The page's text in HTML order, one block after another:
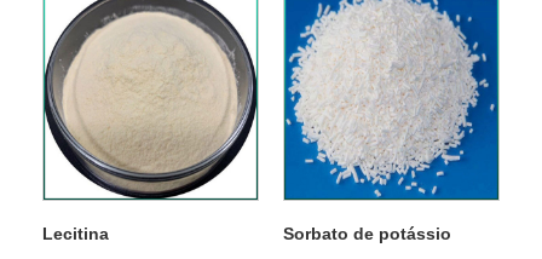
Lecitina Sorbato de potássio